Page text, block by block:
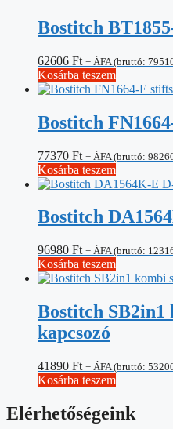
Bostitch
62606 Ft + ÁFA (bruttó:
Kosárba teszem
Bostitch
77370 Ft + ÁFA (bruttó:
Kosárba teszem
Bostitch
96980 Ft + ÁFA (bruttó:
Kosárba teszem
Bostitch SB2in1
kapcsozó
41890 Ft + ÁFA (bruttó:
Kosárba teszem
Elérhetőségeink